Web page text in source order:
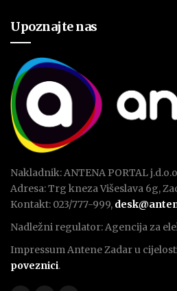
Upoznajte nas
Nakladnik: ANTENA PORTAL
Adresa: Trg kneza Višeslava 6g,
Kontakt: 023/777-999,
Nadležni regulator: Agencija za
Impressum Antene Zadar u
poveznici.